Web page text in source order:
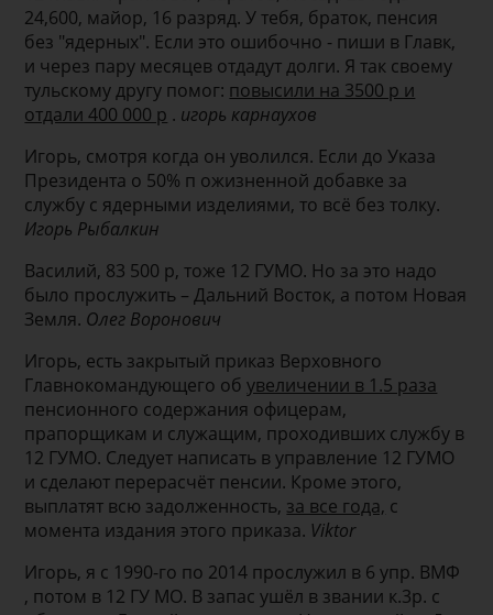
24,600, майор, 16 разряд. У тебя, браток, пенсия
без "ядерных". Если это ошибочно - пиши в Главк,
и через пару месяцев отдадут долги. Я так своему
тульскому другу помог: повысили на 3500 р и
отдали 400 000 р . игорь карнаухов
Игорь, смотря когда он уволился. Если до Указа
Президента о 50% п ожизненной добавке за
службу с ядерными изделиями, то всё без толку.
Игорь Рыбалкин
Василий, 83 500 р, тоже 12 ГУМО. Но за это надо
было прослужить – Дальний Восток, а потом Новая
Земля. Олег Воронович
Игорь, есть закрытый приказ Верховного
Главнокомандующего обувеличении в 1.5 раза
пенсионного содержания офицерам,
прапорщикам и служащим, проходивших службу в
12 ГУМО. Следует написать в управление 12 ГУМО
и сделают перерасчёт пенсии. Кроме этого,
выплатят всю задолженность, за все года, с
момента издания этого приказа. Viktor
Игорь, я с 1990-го по 2014 прослужил в 6 упр. ВМФ
, потом в 12 ГУ МО. В запас ушёл в звании к.3р. с